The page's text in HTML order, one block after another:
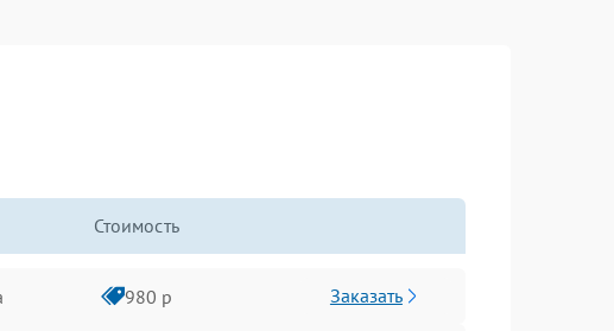
Стоимость
980 р Заказать